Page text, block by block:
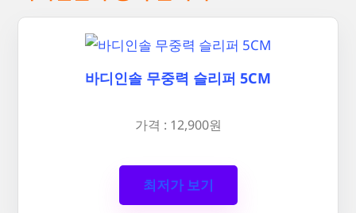
바디인솔 무중력 슬리퍼 5CM
가격 : 12,900원
최저가 보기